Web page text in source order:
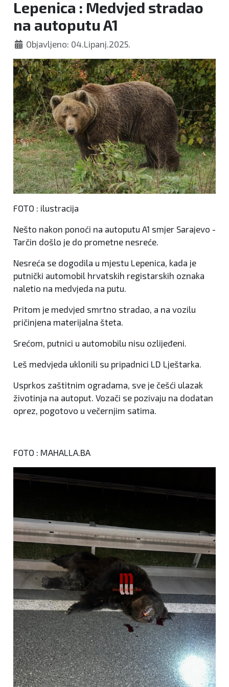
Lepenica : Medvjed stradao
na autoputu A1
Objavljeno: 04.Lipanj.2025.
FOTO : ilustracija
Nešto nakon ponoći na autoputu A1 smjer Sarajevo -
Tarčin došlo je do prometne nesreće.
Nesreća se dogodila u mjestu Lepenica, kada je
putnički automobil hrvatskih registarskih oznaka
naletio na medvjeda na putu.
Pritom je medvjed smrtno stradao, a na vozilu
pričinjena materijalna šteta.
Srećom, putnici u automobilu nisu ozlijeđeni.
Leš medvjeda uklonili su pripadnici LD Lještarka.
Usprkos zaštitnim ogradama, sve je češći ulazak
životinja na autoput. Vozači se pozivaju na dodatan
oprez, pogotovo u večernjim satima.
FOTO : MAHALLA.BA